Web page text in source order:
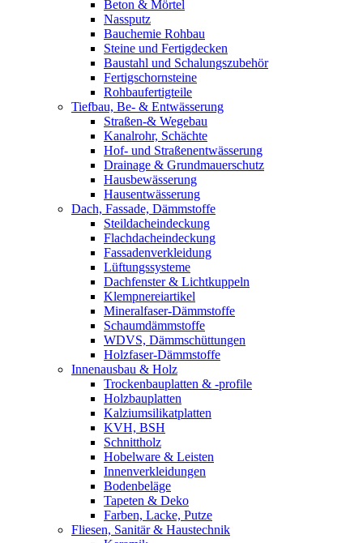
Beton & Mörtel
Nassputz
Bauchemie Rohbau
Steine und Fertigdecken
Baustahl und Schalungszubehör
Fertigschornsteine
Rohbaufertigteile
Tiefbau, Be- & Entwässerung
Straßen-& Wegebau
Kanalrohr, Schächte
Hof- und Straßenentwässerung
Drainage & Grundmauerschutz
Hausbewässerung
Hausentwässerung
Dach, Fassade, Dämmstoffe
Steildacheindeckung
Flachdacheindeckung
Fassadenverkleidung
Lüftungssysteme
Dachfenster & Lichtkuppeln
Klempnereiartikel
Mineralfaser-Dämmstoffe
Schaumdämmstoffe
WDVS, Dämmschüttungen
Holzfaser-Dämmstoffe
Innenausbau & Holz
Trockenbauplatten & -profile
Holzbauplatten
Kalziumsilikatplatten
KVH, BSH
Schnittholz
Hobelware & Leisten
Innenverkleidungen
Bodenbeläge
Tapeten & Deko
Farben, Lacke, Putze
Fliesen, Sanitär & Haustechnik